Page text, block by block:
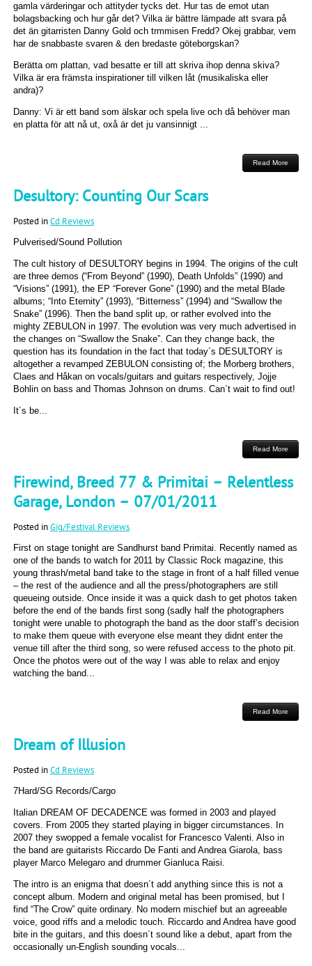
gamla värderingar och attityder tycks det. Hur tas de emot utan
bolagsbacking och hur går det? Vilka är bättre lämpade att svara på
det än gitarristen Danny Gold och trmmisen Fredd? Okej grabbar, vem
har de snabbaste svaren & den bredaste göteborgskan?
Berätta om plattan, vad besatte er till att skriva ihop denna skiva?
Vilka är era främsta inspirationer till vilken låt (musikaliska eller
andra)?
Danny: Vi är ett band som älskar och spela live och då behöver man
en platta för att nå ut, oxå är det ju vansinnigt ...
Read More
Desultory: Counting Our Scars
Posted inCd Reviews
Pulverised/Sound Pollution
The cult history of DESULTORY begins in 1994. The origins of the cult
are three demos (“From Beyond” (1990), Death Unfolds” (1990) and
“Visions” (1991), the EP “Forever Gone” (1990) and the metal Blade
albums; “Into Eternity” (1993), “Bitterness” (1994) and “Swallow the
Snake” (1996). Then the band split up, or rather evolved into the
mighty ZEBULON in 1997. The evolution was very much advertised in
the changes on “Swallow the Snake”. Can they change back, the
question has its foundation in the fact that today´s DESULTORY is
altogether a revamped ZEBULON consisting of; the Morberg brothers,
Claes and Håkan on vocals/guitars and guitars respectively, Jojje
Bohlin on bass and Thomas Johnson on drums. Can´t wait to find out!
It´s be...
Read More
Firewind, Breed 77 & Primitai – Relentless
Garage, London – 07/01/2011
Posted inGig/Festival Reviews
First on stage tonight are Sandhurst band Primitai. Recently named as
one of the bands to watch for 2011 by Classic Rock magazine, this
young thrash/metal band take to the stage in front of a half filled venue
– the rest of the audience and all the press/photographers are still
queueing outside. Once inside it was a quick dash to get photos taken
before the end of the bands first song (sadly half the photographers
tonight were unable to photograph the band as the door staff’s decision
to make them queue with everyone else meant they didnt enter the
venue till after the third song, so were refused access to the photo pit.
Once the photos were out of the way I was able to relax and enjoy
watching the band...
Read More
Dream of Illusion
Posted inCd Reviews
7Hard/SG Records/Cargo
Italian DREAM OF DECADENCE was formed in 2003 and played
covers. From 2005 they started playing in bigger circumstances. In
2007 they swopped a female vocalist for Francesco Valenti. Also in
the band are guitarists Riccardo De Fanti and Andrea Giarola, bass
player Marco Melegaro and drummer Gianluca Raisi.
The intro is an enigma that doesn´t add anything since this is not a
concept album. Modern and original metal has been promised, but I
find “The Crow” quite ordinary. No modern mischief but an agreeable
voice, good riffs and a melodic touch. Riccardo and Andrea have good
bite in the guitars, and this doesn´t sound like a debut, apart from the
occasionally un-English sounding vocals...